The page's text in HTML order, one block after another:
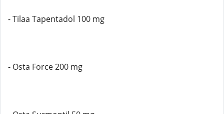
- Tilaa Tapentadol 100 mg
- Osta Force 200 mg